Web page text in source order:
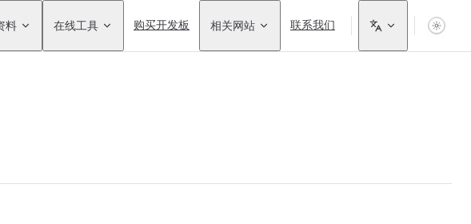
料 在线工具 购买开发板 相关网站 联系我们